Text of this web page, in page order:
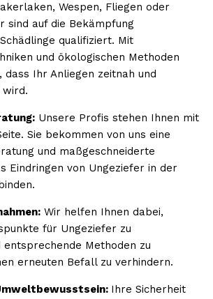
Wespen, Fliegen oder
sind auf die Bekämpfung
qualifiziert. Mit
und ökologischen Methoden
Ihr Anliegen zeitnah und
Unsere Profis stehen Ihnen mit
Sie bekommen von uns eine
und maßgeschneiderte
Eindringen von Ungeziefer in der
Wir helfen Ihnen dabei,
für Ungeziefer zu
entsprechende Methoden zu
erneuten Befall zu verhindern.
Ihre Sicherheit